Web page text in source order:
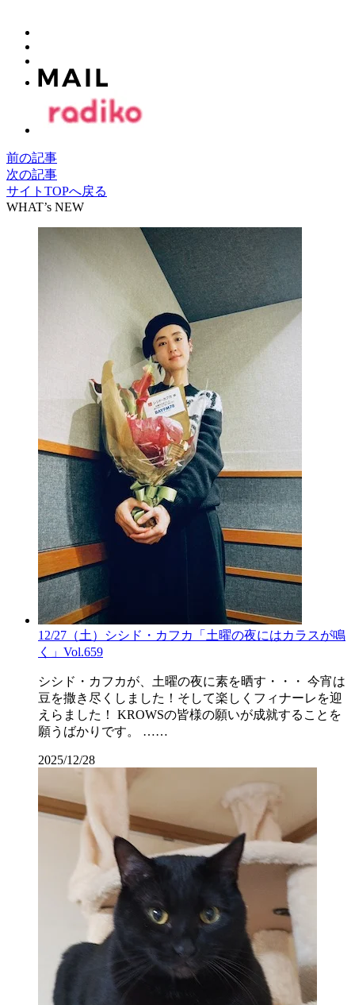
前の記事
次の記事
サイトTOPへ戻る
WHAT’s NEW
12/27（土）シシド・カフカ「土曜の夜にはカラスが鳴
く」Vol.659
シシド・カフカが、土曜の夜に素を晒す・・・ 今宵は
豆を撒き尽くしました！そして楽しくフィナーレを迎
えらました！ KROWSの皆様の願いが成就することを
願うばかりです。 ……
2025/12/28